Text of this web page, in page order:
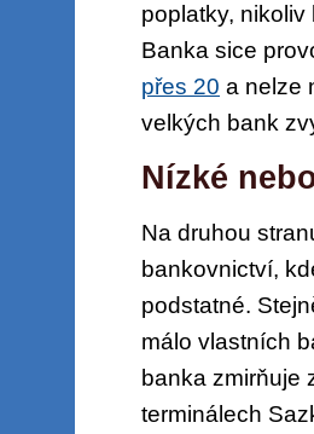
poplatky,
Banka sice
přes 20 a nelze
velkých bank
Nízké
Na druhou
bankovnictví,
podstatné.
málo vlastních
banka zmirňuje
terminálech